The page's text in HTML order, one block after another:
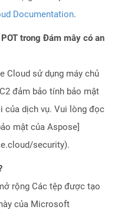
Documentation.
trong Đám mây có an
Cloud sử dụng máy chủ
đảm bảo tính bảo mật
của dịch vụ. Vui lòng đọc
mật của Aspose]
security).
rộng Các tệp được tạo
của Microsoft